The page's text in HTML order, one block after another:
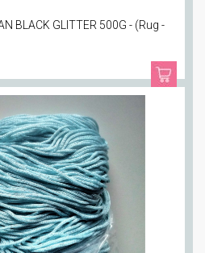
BLACK GLITTER 500G - (Rug -